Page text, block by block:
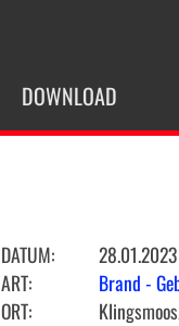
DOWNLOAD
DATUM:
ART:
Brand -
ORT: